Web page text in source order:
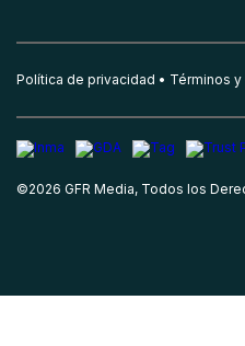
Política de privacidad Términos
©2026 GFR Media, Todos los